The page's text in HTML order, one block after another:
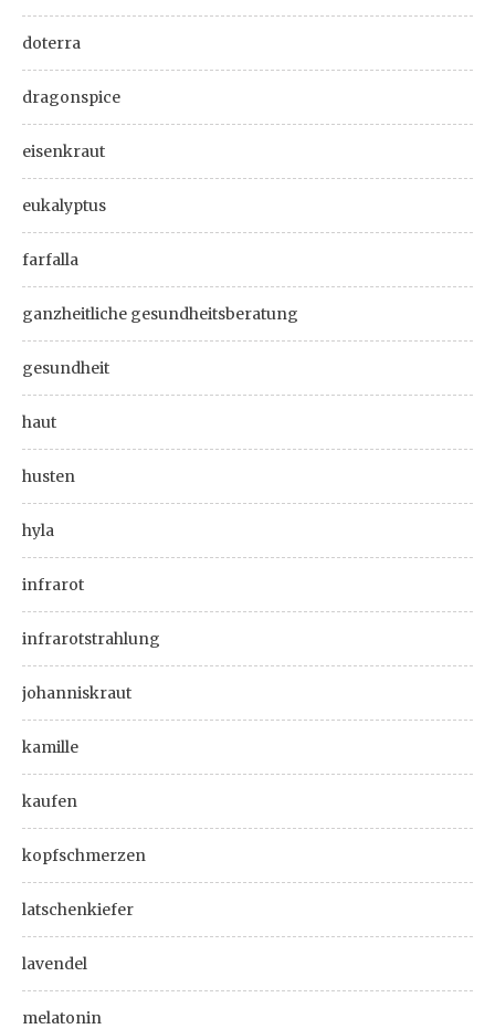
doterra
dragonspice
eisenkraut
eukalyptus
farfalla
ganzheitliche gesundheitsberatung
gesundheit
haut
husten
hyla
infrarot
infrarotstrahlung
johanniskraut
kamille
kaufen
kopfschmerzen
latschenkiefer
lavendel
melatonin